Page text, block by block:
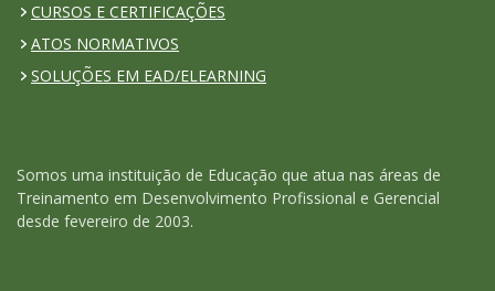
CURSOS E CERTIFICAÇÕES
ATOS NORMATIVOS
SOLUÇÕES EM EAD/ELEARNING
Somos uma instituição de Educação que atua nas áreas de
Treinamento em Desenvolvimento Profissional e Gerencial
desde fevereiro de 2003.